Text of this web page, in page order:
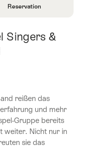
Reservation
Singers &
reißen das
und mehr
Gruppe bereits
weiter. Nicht nur in
sie das